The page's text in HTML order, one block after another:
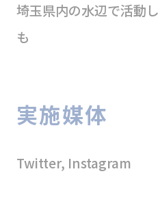
埼玉県内の水辺で活動
も
実施媒体
Twitter, Instagram